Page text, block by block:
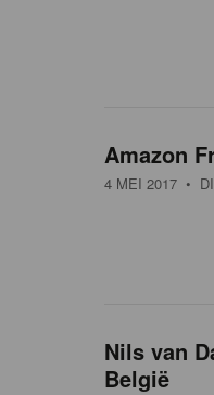
Amazon
4 MEI 2017 •
Nils van
België